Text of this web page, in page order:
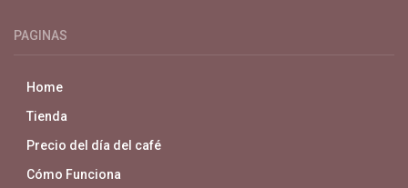
PAGINAS
Home
Tienda
Precio del día del café
Cómo Funciona